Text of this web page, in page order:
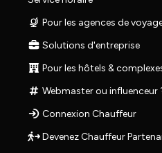
Pour les agences de
Solutions d'entreprise
Pour les hôtels &
Webmaster ou influenceur
Connexion Chauffeur
Devenez Chauffeur